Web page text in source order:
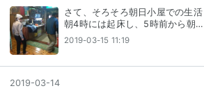
さて、そろそろ朝日小屋での生
朝4時には起床し、5時前から朝…
2019-03-15 11:19
2019-03-14